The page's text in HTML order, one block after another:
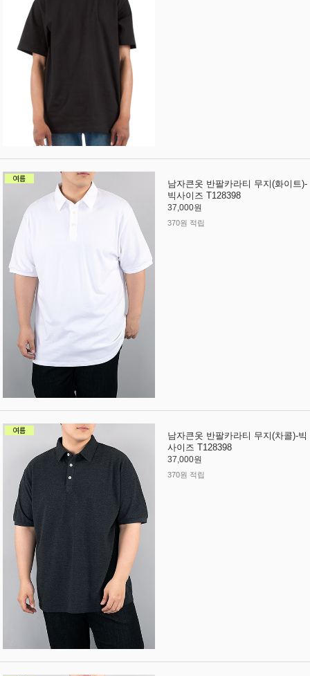
남자큰옷 반팔카라티 무지(화이트)-
빅사이즈 T128398
37,000원
370원 적립
남자큰옷 반팔카라티 무지(차콜)-빅
사이즈 T128398
37,000원
370원 적립